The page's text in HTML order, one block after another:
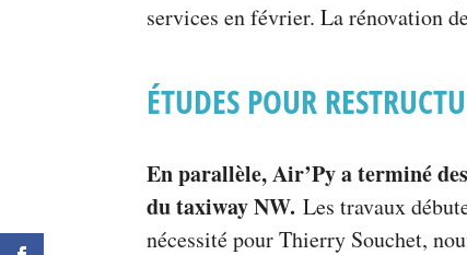
services en février. La rénovation
ÉTUDES POUR
En parallèle, Air’Py a terminé
du taxiway NW. Les travaux
nécessité pour Thierry Souchet,